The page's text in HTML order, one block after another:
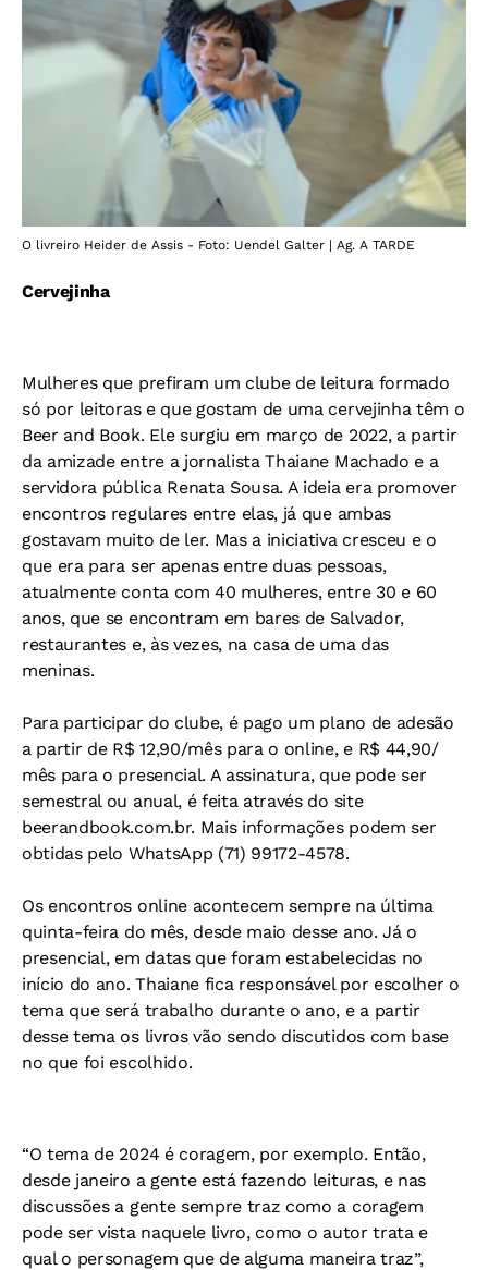
O livreiro Heider de Assis - Foto: Uendel Galter | Ag. A TARDE
Cervejinha
Mulheres que prefiram um clube de leitura formado
só por leitoras e que gostam de uma cervejinha têm o
Beer and Book. Ele surgiu em março de 2022, a partir
da amizade entre a jornalista Thaiane Machado e a
servidora pública Renata Sousa. A ideia era promover
encontros regulares entre elas, já que ambas
gostavam muito de ler. Mas a iniciativa cresceu e o
que era para ser apenas entre duas pessoas,
atualmente conta com 40 mulheres, entre 30 e 60
anos, que se encontram em bares de Salvador,
restaurantes e, às vezes, na casa de uma das
meninas.
Para participar do clube, é pago um plano de adesão
a partir de R$ 12,90/mês para o online, e R$ 44,90/
mês para o presencial. A assinatura, que pode ser
semestral ou anual, é feita através do site
beerandbook.com.br. Mais informações podem ser
obtidas pelo WhatsApp (71) 99172-4578.
Os encontros online acontecem sempre na última
quinta-feira do mês, desde maio desse ano. Já o
presencial, em datas que foram estabelecidas no
início do ano. Thaiane fica responsável por escolher o
tema que será trabalho durante o ano, e a partir
desse tema os livros vão sendo discutidos com base
no que foi escolhido.
“O tema de 2024 é coragem, por exemplo. Então,
desde janeiro a gente está fazendo leituras, e nas
discussões a gente sempre traz como a coragem
pode ser vista naquele livro, como o autor trata e
qual o personagem que de alguma maneira traz”,